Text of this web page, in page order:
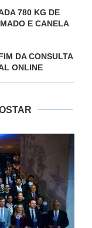
780 KG DE
E CANELA
DA CONSULTA
ONLINE